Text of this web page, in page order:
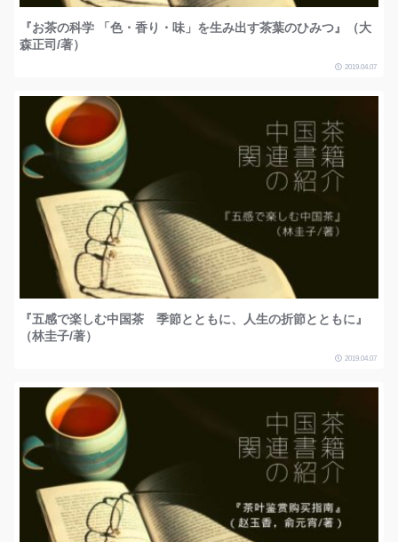
『お茶の科学 「色・香り・味」を生み出す茶葉のひみつ』（大
森正司/著）
2019.04.07
『五感で楽しむ中国茶 季節とともに、人生の折節とともに』
（林圭子/著）
2019.04.07